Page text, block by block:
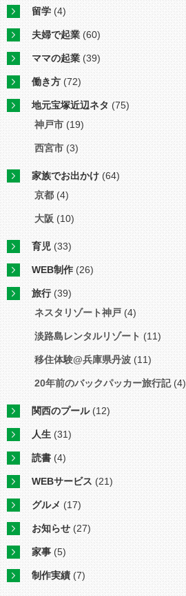
留学 (4)
夫婦で起業 (60)
ママの起業 (39)
働き方 (72)
地元宝塚近辺ネタ (75)
神戸市 (19)
西宮市 (3)
家族でお出かけ (64)
京都 (4)
大阪 (10)
育児 (33)
WEB制作 (26)
旅行(39)
ネスタリゾート神戸 (4)
淡路島レンタルリゾート (11)
移住体験@兵庫県丹波 (11)
20年前のバックパッカー旅行記(4)
関西のプール(12)
人生 (31)
読書 (4)
WEBサービス (21)
グルメ (17)
お知らせ (27)
家事 (5)
制作実績(7)